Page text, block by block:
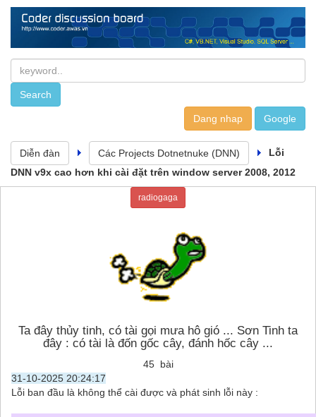
Dang nhap
Diễn đàn Các Projects Dotnetnuke (DNN)
Lỗi
DNN v9x cao hơn khi cài đặt trên window server 2008, 2012
radiogaga
Ta đây thủy tinh, có tài gọi mưa hô gió ... Sơn Tinh ta
đây : có tài là đốn gốc cây, đánh hốc cây ...
45 bài
31-10-2025 20:24:17
Lỗi ban đầu là không thể cài được và phát sinh lỗi này :